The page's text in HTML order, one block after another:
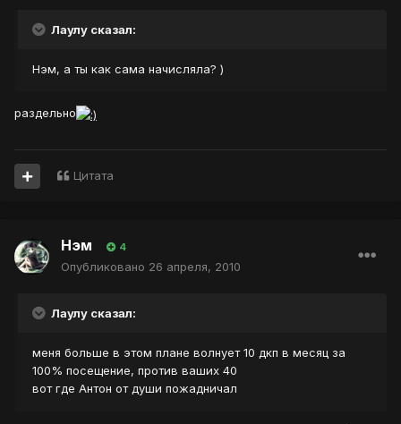
Лаулу сказал:
Нэм, а ты как сама начисляла? )
раздельно
Цитата
Нэм 4
Опубликовано 26 апреля, 2010
Лаулу сказал:
меня больше в этом плане волнует 10 дкп в месяц за
100% посещение, против ваших 40
вот где Антон от души пожадничал